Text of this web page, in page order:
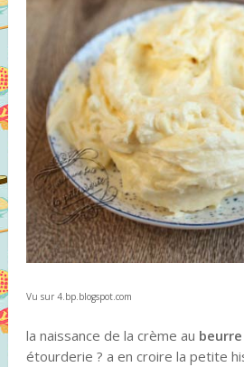
Vu sur 4.bp.blogspot.com
la naissance de la crème au beurre
étourderie ? a en croire la petite